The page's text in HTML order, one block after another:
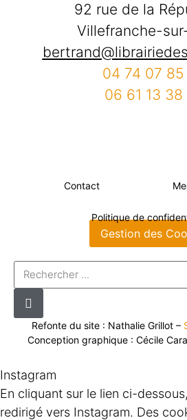
92 rue de la
Villefranche-
04 74 07 85
06 61 13 38
Contact
Politique de
Gestion des
Refonte du site : Nathalie Grillot –
Conception graphique : Cécile
Instagram
En cliquant sur le lien ci-
redirigé vers Instagram. Des